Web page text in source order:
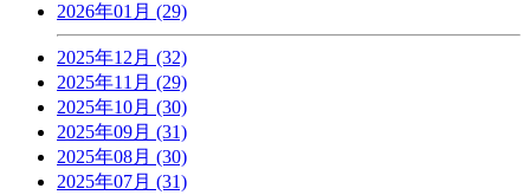
2026年01月 (29)
2025年12月 (32)
2025年11月 (29)
2025年10月 (30)
2025年09月 (31)
2025年08月 (30)
2025年07月 (31)